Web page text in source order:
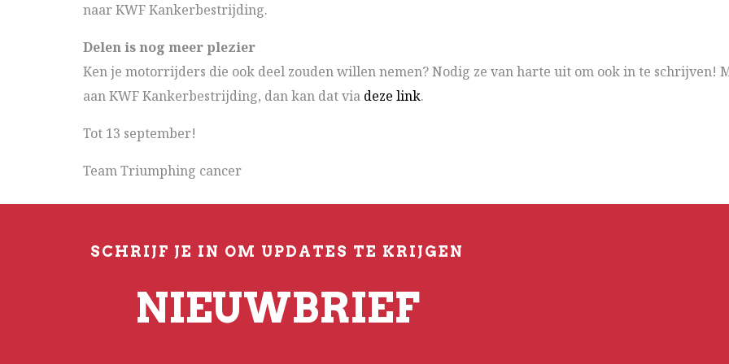
naar KWF Kankerbestrijding.
Delen is nog meer plezier
Ken je motorrijders die ook deel zouden willen nemen? Nodig ze van harte uit om ook in te schrijven!
aan KWF Kankerbestrijding, dan kan dat via deze link.
Tot 13 september!
Team Triumphing cancer
SCHRIJF JE IN OM UPDATES TE KRIJGEN
NIEUWBRIEF